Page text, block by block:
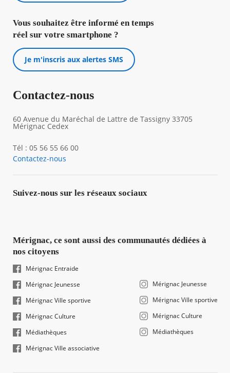
Vous souhaitez être informé en temps
réel sur votre smartphone ?
Je m'inscris aux alertes SMS
Contactez-nous
60 Avenue du Maréchal de Lattre de Tassigny 33705
Mérignac Cedex
Tél : 05 56 55 66 00
Contactez-nous
Suivez-nous sur les réseaux sociaux
Mérignac, ce sont aussi des communautés dédiées à
nos citoyens
Mérignac Entraide
Mérignac Jeunesse
Mérignac Ville sportive
Mérignac Culture
Médiathèques
Mérignac Ville associative
Mérignac Jeunesse
Mérignac Ville sportive
Mérignac Culture
Médiathèques